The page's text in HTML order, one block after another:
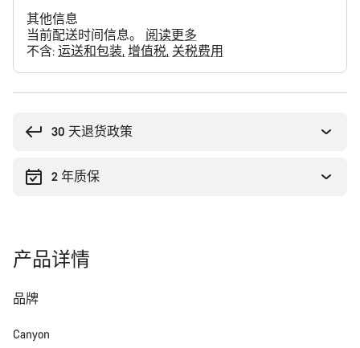
其他信息
当前配送时间信息。 阅读更多
不含: 运送和包装 增值税 关税费用
30 天退货政策
2 年质保
产品详情
品牌
Canyon